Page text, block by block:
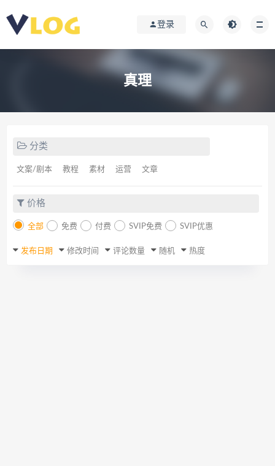
登录
真理
分类
文案/剧本 教程 素材 运营 文章
价格
全部 免费 付费 SVIP免费 SVIP优惠
发布日期 修改时间 评论数量 随机 热度